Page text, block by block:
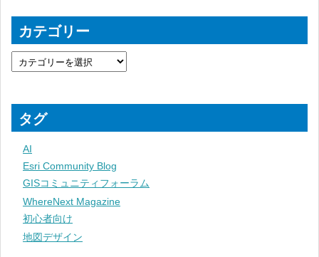
カテゴリー
タグ
AI
Esri Community Blog
GISコミュニティフォーラム
WhereNext Magazine
初心者向け
地図デザイン